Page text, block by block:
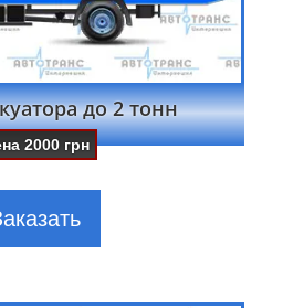
до 2 тонн
2000 грн